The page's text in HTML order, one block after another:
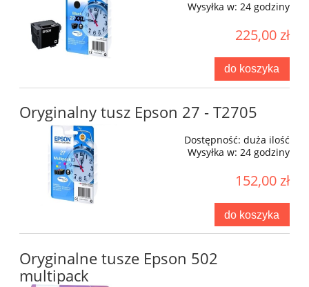
Wysyłka w: 24 godziny
225,00 zł
do koszyka
Oryginalny tusz Epson 27 - T2705
Dostępność: duża ilość
Wysyłka w: 24 godziny
152,00 zł
do koszyka
Oryginalne tusze Epson 502
multipack